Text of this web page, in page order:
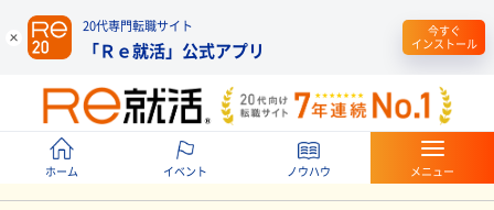
20代専門転職サイト
「Ｒｅ就活」公式アプリ
今すぐ
インストール
ホーム イベント ノウハウ メニュー